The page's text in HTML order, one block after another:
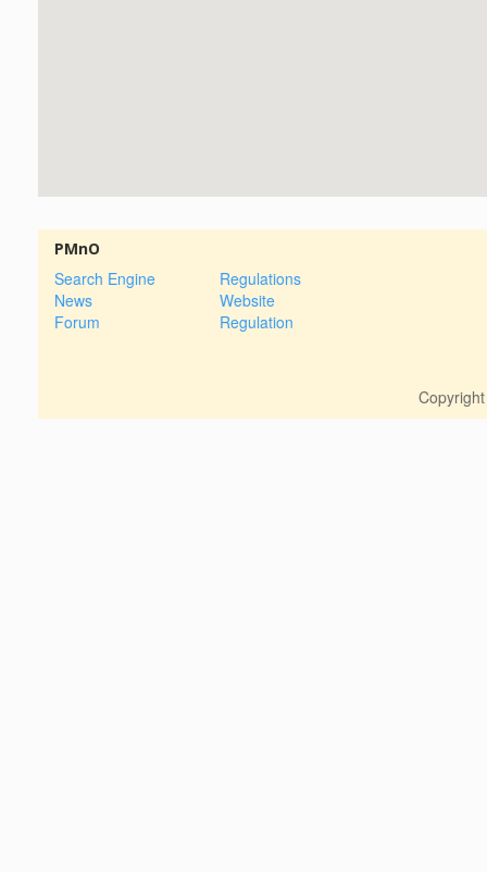
PMnO
Search Engine
News
Forum
Regulations
Website
Regulation